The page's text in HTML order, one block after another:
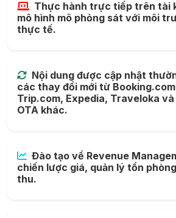
Thực hành trực tiếp trên tài
mô hình mô phỏng sát với môi
thực tế.
Nội dung được cập nhật
các thay đổi mới từ
Trip.com, Expedia, Traveloka
OTA khác.
Đào tạo về Revenue
chiến lược giá, quản lý tồn
thu.